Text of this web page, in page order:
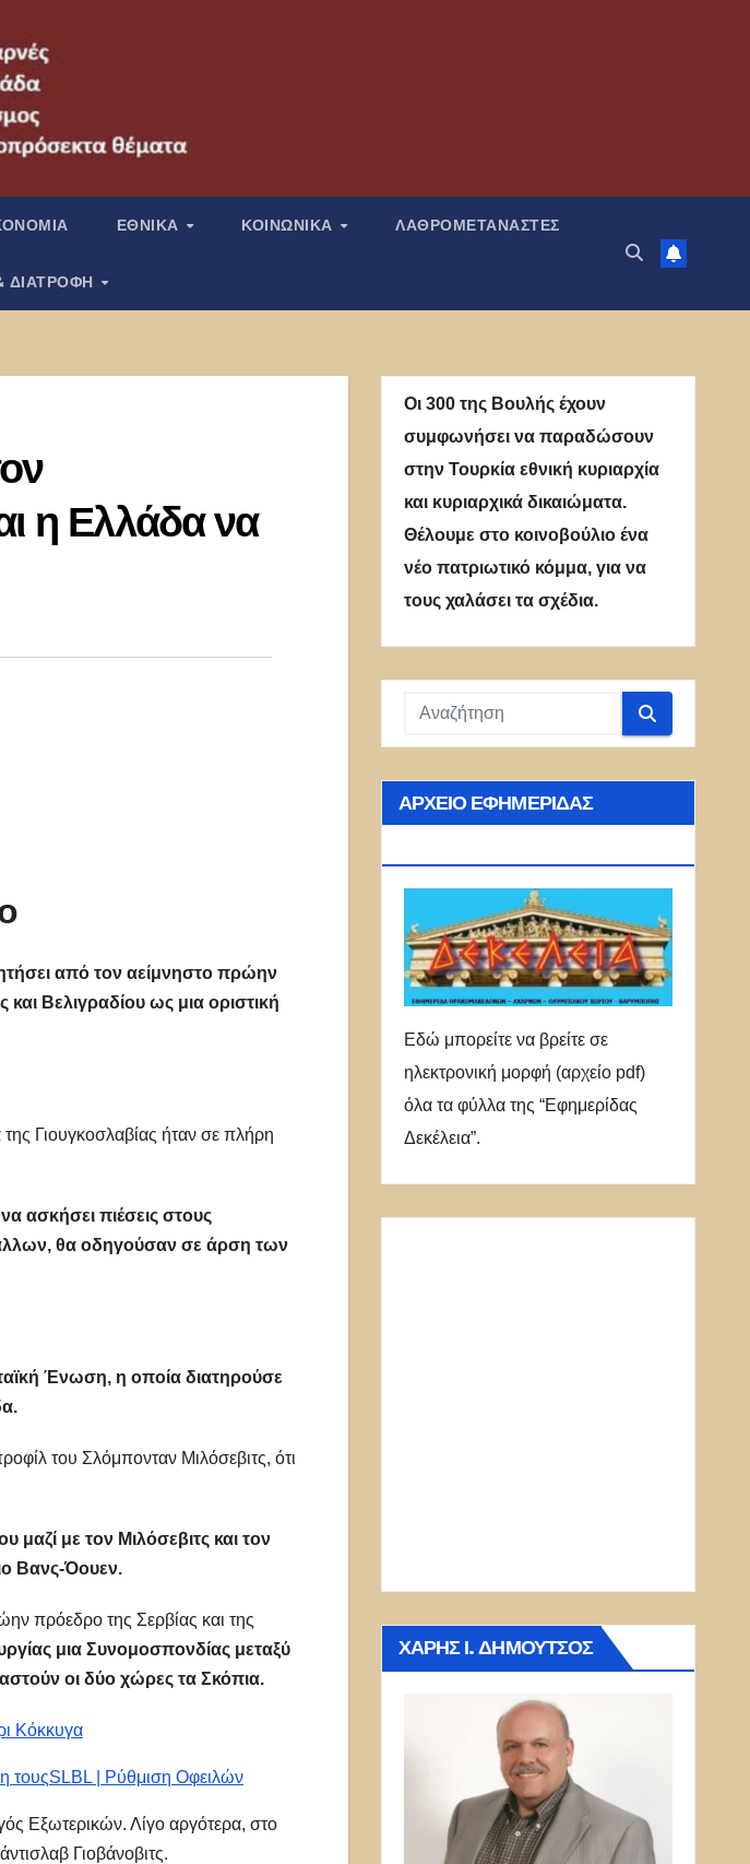
ΕΘΝΙΚΑ ΚΟΙΝΩΝΙΚΑ ΛΑΘΡΟΜΕΤΑΝΑΣΤΕΣ
ΔΙΑΤΡΟΦΗ
η Ελλάδα να
από τον αείμνηστο πρώην
Βελιγραδίου ως μια οριστική
Γιουγκοσλαβίας ήταν σε πλήρη
ασκήσει πιέσεις στους
θα οδηγούσαν σε άρση των
Ένωση, η οποία διατηρούσε
του Σλόμπονταν Μιλόσεβιτς, ότι
με τον Μιλόσεβιτς και τον
Βανς-Όουεν.
πρόεδρο της Σερβίας και της
μια Συνομοσπονδίας μεταξύ
οι δύο χώρες τα Σκόπια.
Κόκκυγα
τουςSLBL | Ρύθμιση Οφειλών
Εξωτερικών. Λίγο αργότερα, στο
Γιοβάνοβιτς.
Οι 300 της Βουλής έχουν
συμφωνήσει να παραδώσουν
στην Τουρκία εθνική κυριαρχία
και κυριαρχικά δικαιώματα.
Θέλουμε στο κοινοβούλιο ένα
νέο πατριωτικό κόμμα, για να
τους χαλάσει τα σχέδια.
ΑΡΧΕΊΟ ΕΦΗΜΕΡΊΔΑΣ
Εδώ μπορείτε να βρείτε σε
ηλεκτρονική μορφή (αρχείο pdf)
όλα τα φύλλα της “Εφημερίδας
Δεκέλεια”.
ΧΆΡΗΣ Ι. ΔΗΜΟΎΤΣΟΣ